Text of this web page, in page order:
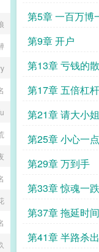
第5章 一百万博
第9章 开户
第13章 亏钱的
第17章 五倍杠杆
第21章 请大小
第25章 小心一点
第29章 万到手
第33章 惊魂一跌
第37章 拖延时间
第41章 半路杀